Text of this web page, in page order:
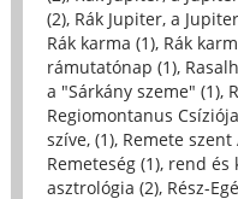
(2), Rák Jupiter, a
Rák karma (1), Rák
rámutatónap (1),
a "Sárkány szeme" (1),
Regiomontanus
szíve, (1), Remete szent
Remeteség (1), rend és
asztrológia (2), Rész-